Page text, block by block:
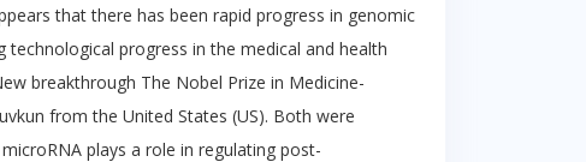
that there has been rapid progress in genomic
technological progress in the medical and health
breakthrough The Nobel Prize in Medicine-
from the United States (US). Both were
plays a role in regulating post-